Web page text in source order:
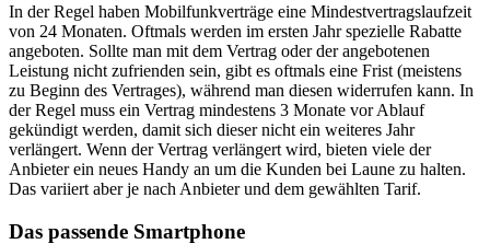
In der Regel haben Mobilfunkverträge eine Mindestvertragslaufzeit
von 24 Monaten. Oftmals werden im ersten Jahr spezielle Rabatte
angeboten. Sollte man mit dem Vertrag oder der angebotenen
Leistung nicht zufrienden sein, gibt es oftmals eine Frist (meistens
zu Beginn des Vertrages), während man diesen widerrufen kann. In
der Regel muss ein Vertrag mindestens 3 Monate vor Ablauf
gekündigt werden, damit sich dieser nicht ein weiteres Jahr
verlängert. Wenn der Vertrag verlängert wird, bieten viele der
Anbieter ein neues Handy an um die Kunden bei Laune zu halten.
Das variiert aber je nach Anbieter und dem gewählten Tarif.
Das passende Smartphone